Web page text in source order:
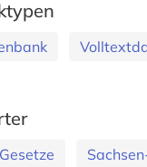
Gesetze